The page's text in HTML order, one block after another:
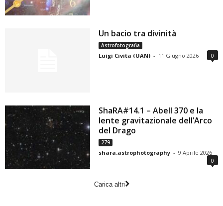
Un bacio tra divinità
Astrofotografia
Luigi Civita (UAN) - 11 Giugno 2026 0
ShaRA#14.1 – Abell 370 e la
lente gravitazionale dell’Arco
del Drago
279
shara.astrophotography - 9 Aprile 2026
0
Carica altri